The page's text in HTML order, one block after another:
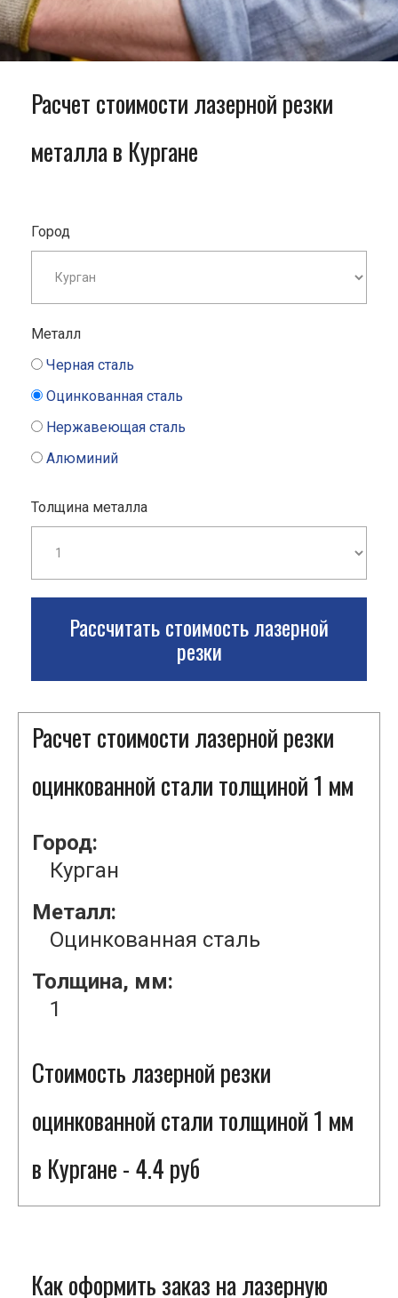
Расчет стоимости лазерной резки
металла в Кургане
Город
Металл
Черная сталь
Оцинкованная сталь
Нержавеющая сталь
Алюминий
Толщина металла
Рассчитать стоимость лазерной
резки
Расчет стоимости лазерной резки
оцинкованной стали толщиной 1 мм
Город:
Курган
Металл:
Оцинкованная сталь
Толщина, мм:
1
Стоимость лазерной резки
оцинкованной стали толщиной 1 мм
в Кургане - 4.4 руб
Как оформить заказ на лазерную